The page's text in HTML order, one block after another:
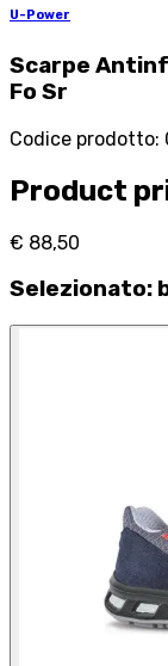
U-Power
Scarpe
Fo Sr
Codice prodotto:
Product
€ 88,50
Selezionato: